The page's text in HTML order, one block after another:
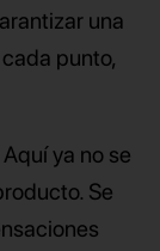
una
punto,
ya no se
Se